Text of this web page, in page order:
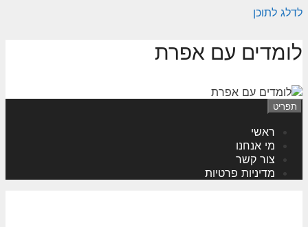
לדלג לתוכן
לומדים עם אפרת
תפריט
ראשי
מי אנחנו
צור קשר
מדיניות פרטיות